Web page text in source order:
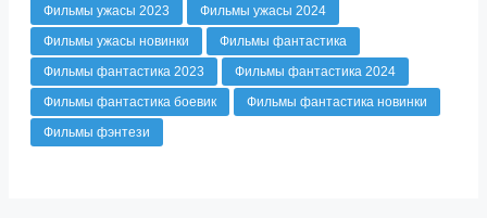
Фильмы ужасы 2023
Фильмы ужасы 2024
Фильмы ужасы новинки
Фильмы фантастика
Фильмы фантастика 2023
Фильмы фантастика 2024
Фильмы фантастика боевик
Фильмы фантастика новинки
Фильмы фэнтези